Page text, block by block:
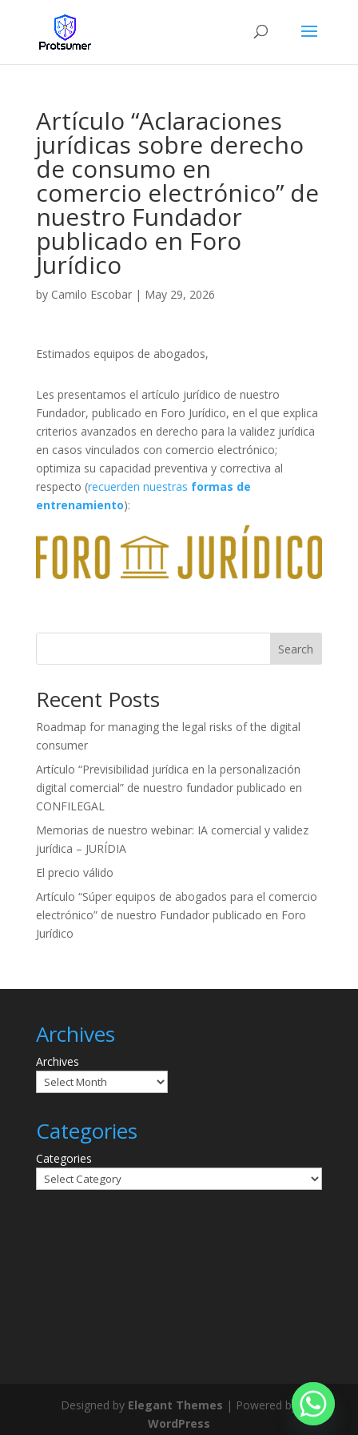
Artículo “Aclaraciones
jurídicas sobre derecho
de consumo en
comercio electrónico” de
nuestro Fundador
publicado en Foro
Jurídico
by Camilo Escobar| May 29, 2026
Estimados equipos de abogados,
Les presentamos el artículo jurídico de nuestro
Fundador, publicado en Foro Jurídico, en el que explica
criterios avanzados en derecho para la validez jurídica
en casos vinculados con comercio electrónico;
optimiza su capacidad preventiva y correctiva al
respecto (recuerden nuestras formas de
entrenamiento):
Search
Recent Posts
Roadmap for managing the legal risks of the digital
consumer
Artículo “Previsibilidad jurídica en la personalización
digital comercial” de nuestro fundador publicado en
CONFILEGAL
Memorias de nuestro webinar: IA comercial y validez
jurídica – JURÍDIA
El precio válido
Artículo “Súper equipos de abogados para el comercio
electrónico” de nuestro Fundador publicado en Foro
Jurídico
Archives
Archives
Categories
Categories
Designed by Elegant Themes | Powered by
WordPress